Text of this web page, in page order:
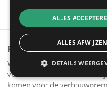
Gevel verven met een
primer
PREMIES
Wanneer je het schilderen
verbeterde muurisolatie van
komen voor de
ALLES
ALLES AFWIJZEN
DETAILS